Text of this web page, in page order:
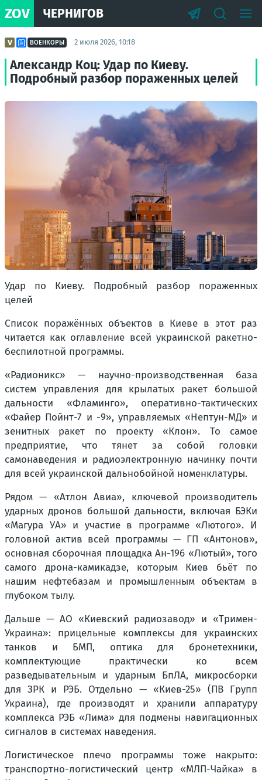
ZOV ЧЕРНИГОВ
ВОЕНКОРЫ 2 июля 2026, 10:18
Александр Коц: Удар по Киеву.
Подробный разбор пораженных целей
Удар по Киеву. Подробный разбор пораженных
целей
Список поражённых объектов в Киеве в этот раз
читается как оглавление всей украинской ракетно-
беспилотной программы.
«Радионикс» — научно-производственная база
систем управления для крылатых ракет большой
дальности «Фламинго», оперативно-тактических
«Файер Пойнт-7 и -9», управляемых «Нептун-МД» и
зенитных ракет по проекту «Клон». То самое
предприятие, что тянет за собой головки
самонаведения и радиоэлектронную начинку почти
для всей украинской дальнобойной номенклатуры.
Рядом — «Атлон Авиа», ключевой производитель
ударных дронов большой дальности, включая БЭКи
«Магура УА» и участие в программе «Лютого». И
головной актив всей программы — ГП «Антонов»,
основная сборочная площадка Ан-196 «Лютый», того
самого дрона-камикадзе, которым Киев бьёт по
нашим нефтебазам и промышленным объектам в
глубоком тылу.
Дальше — АО «Киевский радиозавод» и «Тримен-
Украина»: прицельные комплексы для украинских
танков и БМП, оптика для бронетехники,
комплектующие практически ко всем
разведывательным и ударным БпЛА, микросборки
для ЗРК и РЭБ. Отдельно — «Киев-25» (ПВ Групп
Украина), где производят и хранили аппаратуру
комплекса РЭБ «Лима» для подмены навигационных
сигналов в системах наведения.
Логистическое плечо программы тоже накрыто:
транспортно-логистический центр «МЛП-Чайка» в